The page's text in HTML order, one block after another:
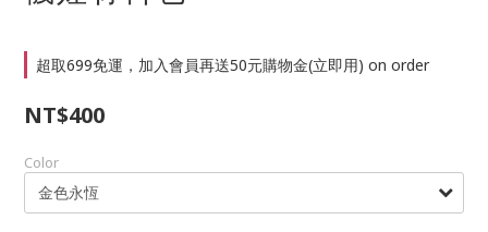
超取699免運，加入會員再送50元購物金(立即用) on order
NT$400
Color